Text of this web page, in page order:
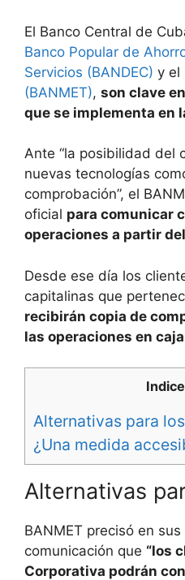
El Banco Central de
Banco Popular de
Servicios (BANDEC) y el
(BANMET), son clave
que se implementa en
Ante “la posibilidad del
nuevas tecnologías
comprobación”, el
oficial para comunicar
operaciones a partir
Desde ese día los
capitalinas que
recibirán copia de
las operaciones en
Indice
Alternativas para
¿Una medida
Alternativas
BANMET precisó en
comunicación que “los
Corporativa podrán